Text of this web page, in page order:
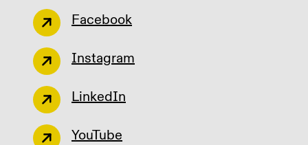
Facebook
Instagram
LinkedIn
YouTube